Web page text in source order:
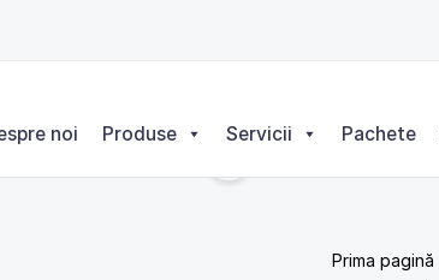
noi Produse Servicii Pachete
Prima pagină
600ml
inox